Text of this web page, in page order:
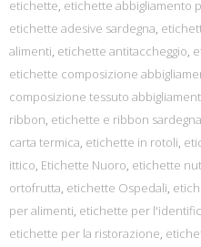
etichette, etichette abbigliamento
etichette adesive sardegna,
alimenti, etichette antitaccheggio,
etichette composizione
composizione tessuto
ribbon, etichette e ribbon sardegna
carta termica, etichette in rotoli,
ittico, Etichette Nuoro, etichette
ortofrutta, etichette Ospedali,
per alimenti, etichette per
etichette per la ristorazione,